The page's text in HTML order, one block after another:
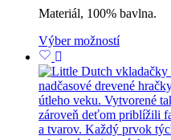
Materiál, 100% bavlna.
Výber možností